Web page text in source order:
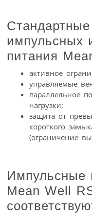
импульсных
питания
активное
управляемые
параллельное
нагрузки;
защита от
короткого
(ограничение
Импульсные
Mean Well